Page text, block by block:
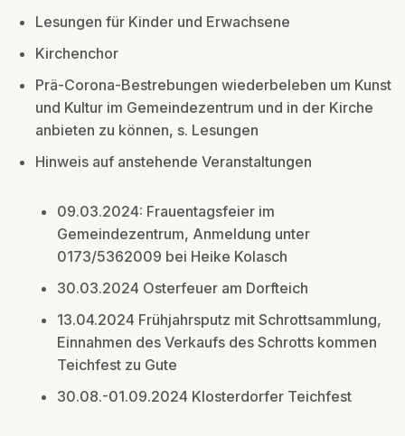
Lesungen für Kinder und Erwachsene
Kirchenchor
Prä-Corona-Bestrebungen wiederbeleben um Kunst
und Kultur im Gemeindezentrum und in der Kirche
anbieten zu können, s. Lesungen
Hinweis auf anstehende Veranstaltungen
09.03.2024: Frauentagsfeier im
Gemeindezentrum, Anmeldung unter
0173/5362009 bei Heike Kolasch
30.03.2024 Osterfeuer am Dorfteich
13.04.2024 Frühjahrsputz mit Schrottsammlung,
Einnahmen des Verkaufs des Schrotts kommen
Teichfest zu Gute
30.08.-01.09.2024 Klosterdorfer Teichfest